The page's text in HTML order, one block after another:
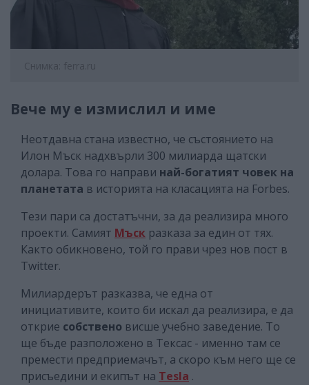
Снимка: ferra.ru
Вече му е измислил и име
Неотдавна стана известно, че състоянието на
Илон Мъск надхвърли 300 милиарда щатски
долара. Това го направи най-богатият човек на
планетата в историята на класацията на Forbes.
Тези пари са достатъчни, за да реализира много
проекти. Самият Мъск разказа за един от тях.
Както обикновено, той го прави чрез нов пост в
Twitter.
Милиардерът разказва, че една от
инициативите, които би искал да реализира, е да
открие собствено висше учебно заведение. То
ще бъде разположено в Тексас - именно там се
премести предприемачът, а скоро към него ще се
присъедини и екипът на Tesla .